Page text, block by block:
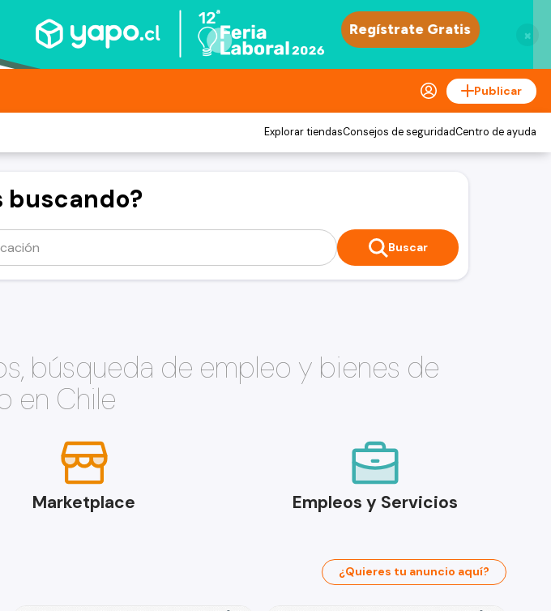
×
Publicar
Explorar tiendasConsejos de seguridadCentro de ayuda
buscando?
Buscar
búsqueda de empleo y bienes de
en Chile
Marketplace Empleos y Servicios
¿Quieres tu anuncio aquí?